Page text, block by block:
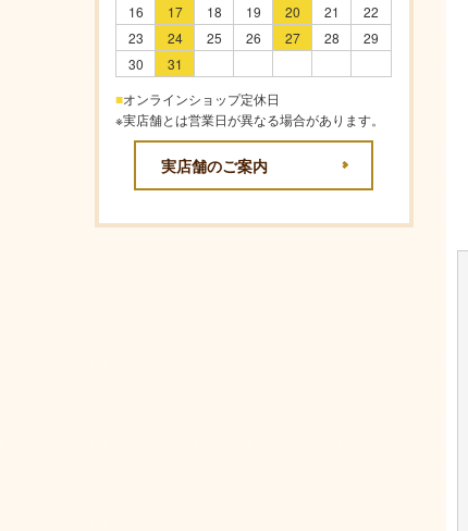
16
17 18 19 20 21
22
23
24 25 26 27 28
29
30
31
■オンラインショップ定休日
※実店舗とは営業日が異なる場合があります。
実店舗のご案内